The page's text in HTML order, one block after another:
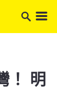
！ 明